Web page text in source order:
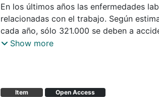
como un recurso innovador que
En los últimos años las enfermedades
relacionadas con el trabajo. Según
cada año, sólo 321.000 se deben a
cantidad de enfermedades presentes a
enfermedad del 7%, mientras que en el
Show more
Item Open Access